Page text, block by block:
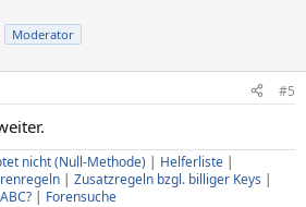
Moderator
#5
nicht (Null-Methode) | Helferliste |
| Zusatzregeln bzgl. billiger Keys |
| Forensuche